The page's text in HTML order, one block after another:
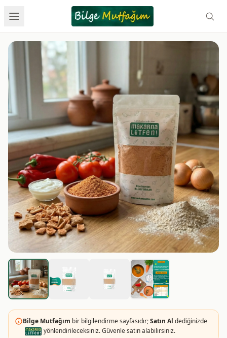
Bilge Mutfağım bir bilgilendirme sayfasıdır;Satın Al dediğinizde
yönlendirileceksiniz. Güvenle satın alabilirsiniz.